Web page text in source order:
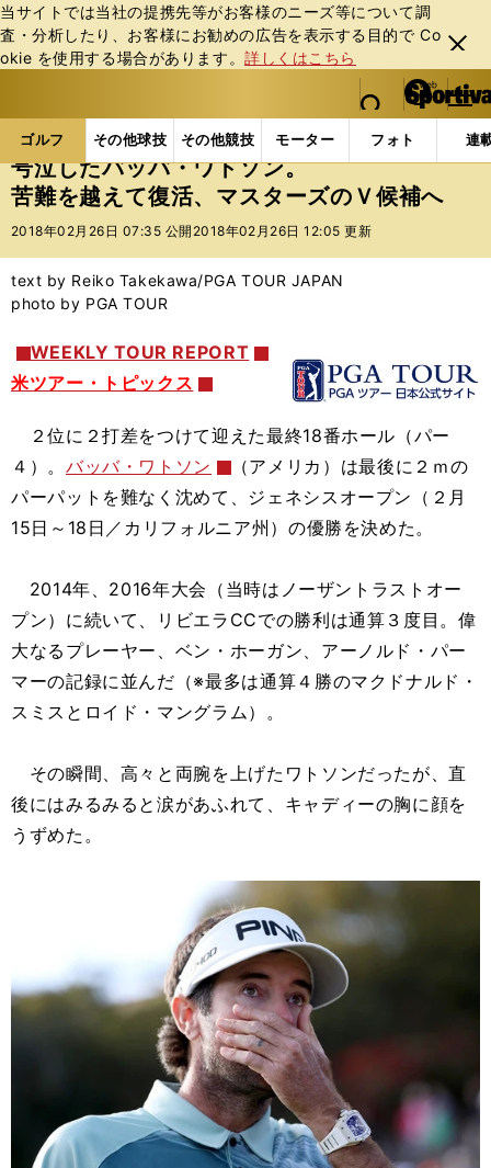
当サイトでは当社の提携先等がお客様のニーズ等について調
査・分析したり、お客様にお勧めの広告を表⽰する⽬的で Co
okie を使⽤する場合があります。詳しくはこちら
閉じ
る
web Sportiva (webスポルティーバ)
検索
マイペ
ー
ジ
メニュ
ゴルフ その他球技 その他競技 モーター フォト 連
ス
ポ
ル
バ
ゴルフの記事一覧 ゴルフ 男子ゴルフ 号泣した
号泣したバッバ・ワトソン。
苦難を越えて復活、マスターズのＶ候補へ
2018年02月26日 07:35 公開 2018年02月26日 12:05 更新
text by Reiko Takekawa/PGA TOUR JAPAN
photo by PGA TOUR
WEEKLY TOUR REPORT
米ツアー・トピックス
２位に２打差をつけて迎えた最終18番ホール（パー
４）。 バッバ・ワトソン
（アメリカ）は最後に２ｍの
パーパットを難なく沈めて、ジェネシスオープン（２月
15日～18日／カリフォルニア州）の優勝を決めた。
2014年、2016年大会（当時はノーザントラストオー
プン）に続いて、リビエラCCでの勝利は通算３度目。偉
大なるプレーヤー、ベン・ホーガン、アーノルド・パー
マーの記録に並んだ（※最多は通算４勝のマクドナルド・
スミスとロイド・マングラム）。
その瞬間、高々と両腕を上げたワトソンだったが、直
後にはみるみると涙があふれて、キャディーの胸に顔を
うずめた。